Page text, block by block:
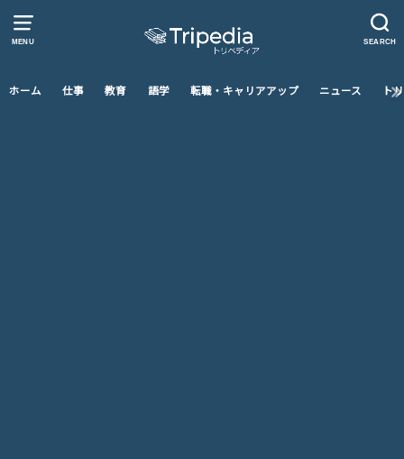
MENU SEARCH
ホーム 仕事 教育 語学 転職・キャリアアップ ニュース ト